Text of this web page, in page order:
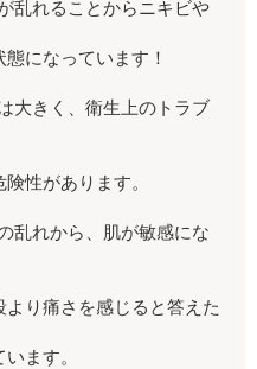
れることからニキビや
になっています！
きく、衛生上のトラブ
性があります。
れから、肌が敏感にな
り痛さを感じると答えた
ます。